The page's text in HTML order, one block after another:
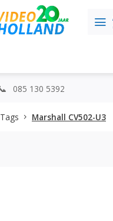
085 130 5392
Tags Marshall CV502-U3